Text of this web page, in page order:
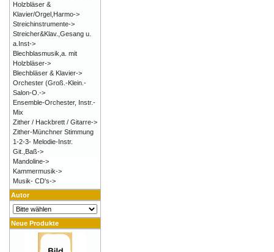
Holzbläser &
Klavier/Orgel,Harmo->
Streichinstrumente->
Streicher&Klav.,Gesang u.
a.Inst->
Blechblasmusik,a. mit
Holzbläser->
Blechbläser & Klavier->
Orchester (Groß.-Klein.-
Salon-O.->
Ensemble-Orchester, Instr.-
Mix
Zither / Hackbrett / Gitarre->
Zither-Münchner Stimmung
1-2-3- Melodie-Instr.
Git.,Baß->
Mandoline->
Kammermusik->
Musik- CD's->
Autor
Neue Produkte